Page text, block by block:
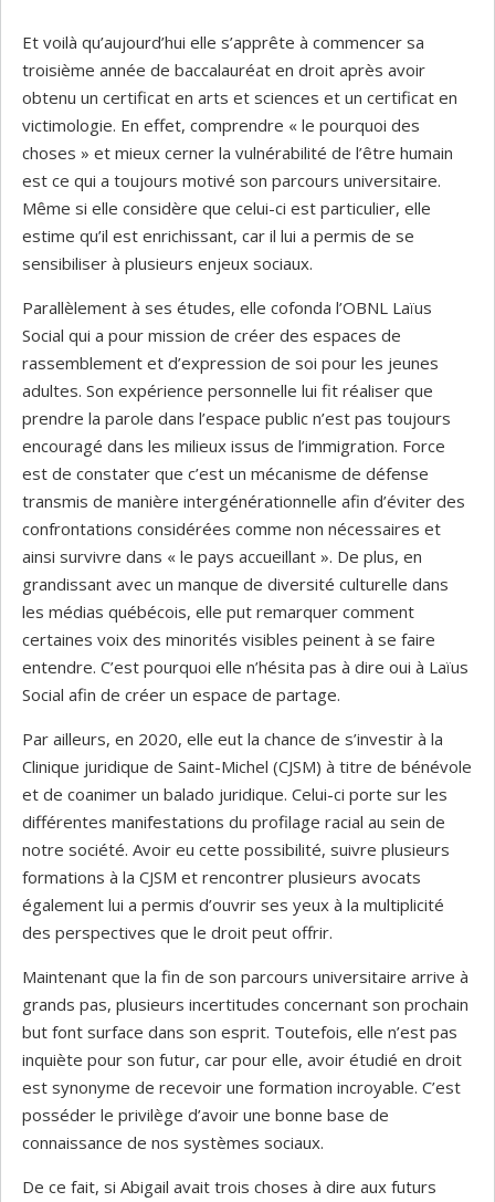
Et voilà qu’aujourd’hui elle s’apprête à commencer sa
troisième année de baccalauréat en droit après avoir
obtenu un certificat en arts et sciences et un certificat en
victimologie. En effet, comprendre « le pourquoi des
choses » et mieux cerner la vulnérabilité de l’être humain
est ce qui a toujours motivé son parcours universitaire.
Même si elle considère que celui-ci est particulier, elle
estime qu’il est enrichissant, car il lui a permis de se
sensibiliser à plusieurs enjeux sociaux.
Parallèlement à ses études, elle cofonda l’OBNL Laïus
Social qui a pour mission de créer des espaces de
rassemblement et d’expression de soi pour les jeunes
adultes. Son expérience personnelle lui fit réaliser que
prendre la parole dans l’espace public n’est pas toujours
encouragé dans les milieux issus de l’immigration. Force
est de constater que c’est un mécanisme de défense
transmis de manière intergénérationnelle afin d’éviter des
confrontations considérées comme non nécessaires et
ainsi survivre dans « le pays accueillant ». De plus, en
grandissant avec un manque de diversité culturelle dans
les médias québécois, elle put remarquer comment
certaines voix des minorités visibles peinent à se faire
entendre. C’est pourquoi elle n’hésita pas à dire oui à Laïus
Social afin de créer un espace de partage.
Par ailleurs, en 2020, elle eut la chance de s’investir à la
Clinique juridique de Saint-Michel (CJSM) à titre de bénévole
et de coanimer un balado juridique. Celui-ci porte sur les
différentes manifestations du profilage racial au sein de
notre société. Avoir eu cette possibilité, suivre plusieurs
formations à la CJSM et rencontrer plusieurs avocats
également lui a permis d’ouvrir ses yeux à la multiplicité
des perspectives que le droit peut offrir.
Maintenant que la fin de son parcours universitaire arrive à
grands pas, plusieurs incertitudes concernant son prochain
but font surface dans son esprit. Toutefois, elle n’est pas
inquiète pour son futur, car pour elle, avoir étudié en droit
est synonyme de recevoir une formation incroyable. C’est
posséder le privilège d’avoir une bonne base de
connaissance de nos systèmes sociaux.
De ce fait, si Abigail avait trois choses à dire aux futurs